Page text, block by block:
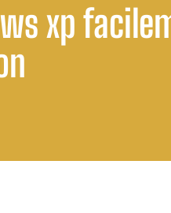
xp